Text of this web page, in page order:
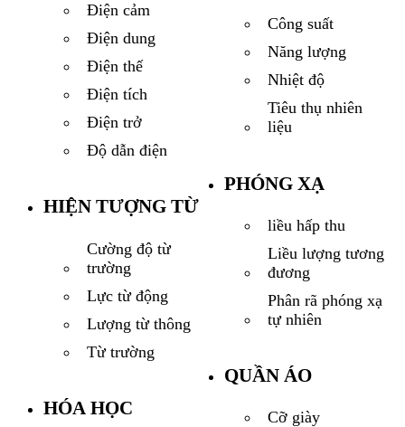
Điện cảm
Điện dung
Điện thế
Điện tích
Điện trở
Độ dẫn điện
HIỆN TƯỢNG TỪ
Cường độ từ
trường
Lực từ động
Lượng từ thông
Từ trường
HÓA HỌC
Công suất
Năng lượng
Nhiệt độ
Tiêu thụ nhiên
liệu
PHÓNG XẠ
liều hấp thu
Liều lượng tương
đương
Phân rã phóng xạ
tự nhiên
QUẦN ÁO
Cỡ giày